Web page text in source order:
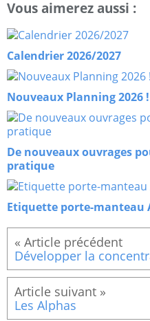
Vous aimerez aussi :
Calendrier 2026/2027
Nouveaux Planning 2026 !
De nouveaux ouvrages
pratique
Etiquette porte-manteau
Développer la
Les Alphas